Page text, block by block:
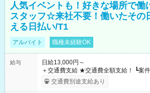
人気イベントも！好きな場所で働
スタッフ☆来社不要！働いたその
える日払い/T1
アルバイト 職種未経験OK
給与
日給13,000円～
＋交通費支給 ★交通費全額支給！ ┗案件により規定あり ★日払
いOK！（規定あり） ┗働いたその日に
ンビニATMから 日払い分を引き落とせます！ 【試用
交通費別途支給あり